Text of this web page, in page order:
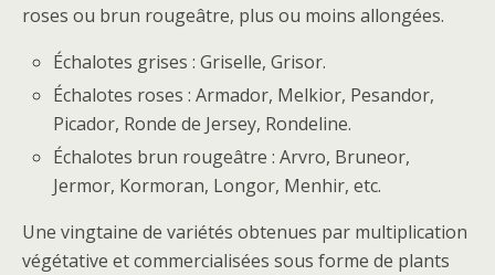
roses ou brun rougeâtre, plus ou moins allongées.
Échalotes grises : Griselle, Grisor.
Échalotes roses : Armador, Melkior, Pesandor,
Picador, Ronde de Jersey, Rondeline.
Échalotes brun rougeâtre : Arvro, Bruneor,
Jermor, Kormoran, Longor, Menhir, etc.
Une vingtaine de variétés obtenues par multiplication
végétative et commercialisées sous forme de plants